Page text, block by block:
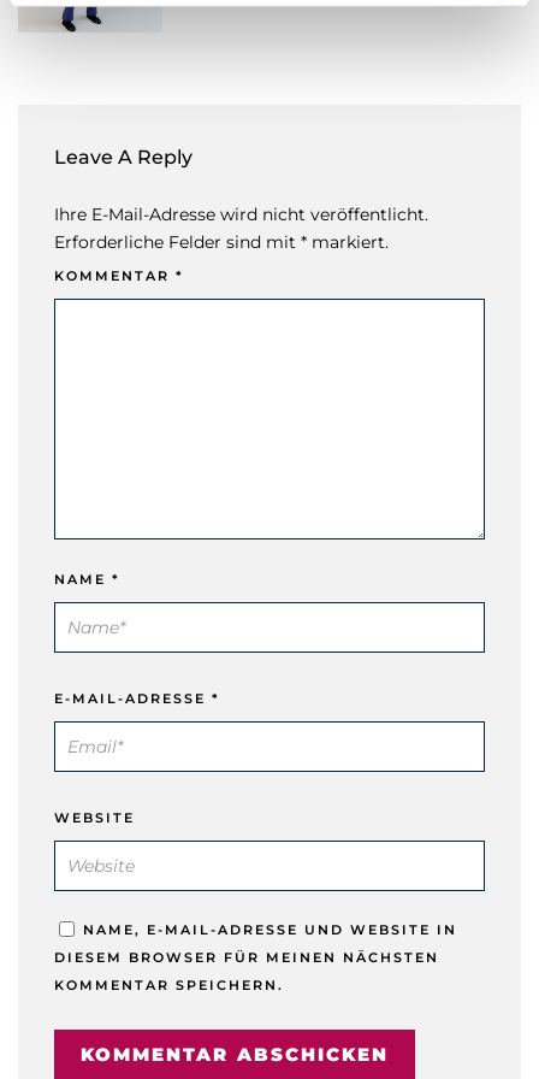
l
Leave A Reply
Ihre E-Mail-Adresse wird nicht veröffentlicht.
Erforderliche Felder sind mit * markiert.
KOMMENTAR *
NAME *
E-MAIL-ADRESSE *
WEBSITE
NAME, E-MAIL-ADRESSE UND WEBSITE IN
DIESEM BROWSER FÜR MEINEN NÄCHSTEN
KOMMENTAR SPEICHERN.